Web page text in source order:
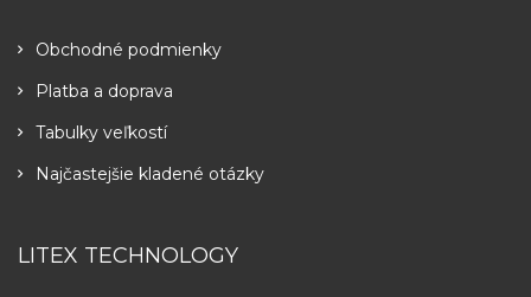
Obchodné podmienky
Platba a doprava
Tabulky veľkostí
Najčastejšie kladené otázky
LITEX TECHNOLOGY